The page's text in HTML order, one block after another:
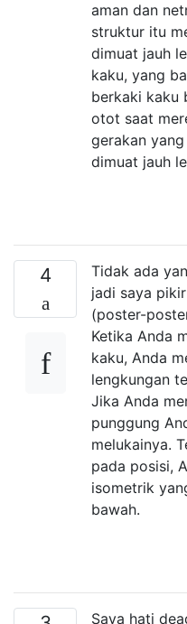
aman dan
struktur itu
dimuat jauh
kaku, yang
berkaki kaku
otot saat
gerakan
dimuat jauh
4
Tidak ada
jadi saya
(poster-
Ketika Anda
kaku, Anda
lengkungan
Jika Anda
punggung
melukainya.
pada posisi,
isometrik
bawah.
Saya hati